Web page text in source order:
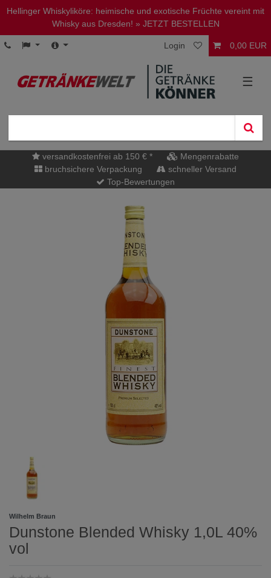
Hellinger Whiskyliköre: heimische und exotische Früchte vereint mit
Whisky aus Dresden! » JETZT BESTELLEN
Login 0,00 EUR
☰
versandkostenfrei ab 150 € *
Mengenrabatte
bruchsichere Verpackung
schneller Versand
Top-Bewertungen
Wilhelm Braun
Dunstone Blended Whisky 1,0L 40%
vol